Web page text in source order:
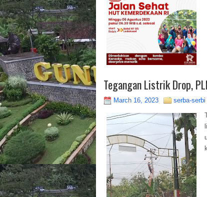
Tegangan Listrik Drop,
March 16, 2023 serba-serbi